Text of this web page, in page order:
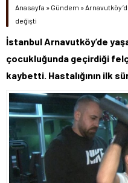
Anasayfa » Gündem »
değişti
İstanbul Arnavutköy’de
çocukluğunda geçirdiği
kaybetti. Hastalığının ilk